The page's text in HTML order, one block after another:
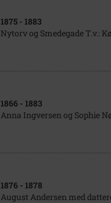
1875 - 1883
Nytorv og Smedegade T.v.:
1866 - 1883
Anna Ingversen og Sophie
1876 - 1878
August Andersen med